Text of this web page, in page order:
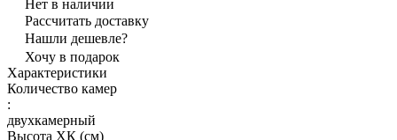
Нет в наличии
Рассчитать доставку
Нашли дешевле?
Хочу в подарок
Характеристики
Количество камер
:
двухкамерный
Высота ХК (см)